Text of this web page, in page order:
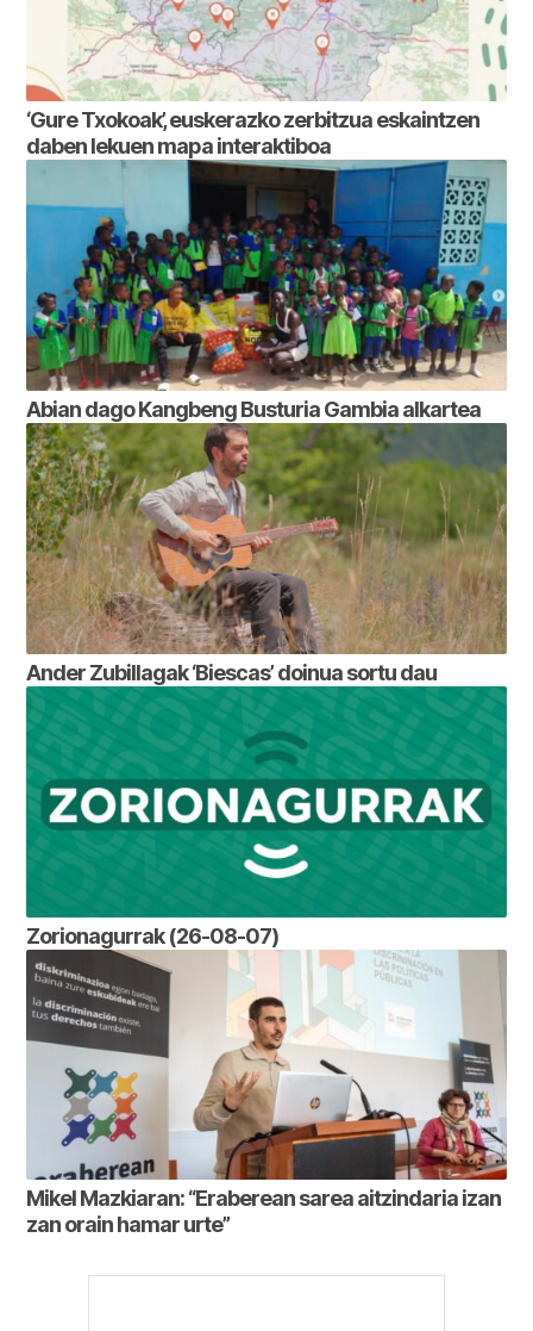
‘Gure Txokoak’, euskerazko zerbitzua eskaintzen
daben lekuen mapa interaktiboa
Abian dago Kangbeng Busturia Gambia alkartea
Ander Zubillagak ‘Biescas’ doinua sortu dau
Zorionagurrak (26-08-07)
Mikel Mazkiaran: “Eraberean sarea aitzindaria izan
zan orain hamar urte”